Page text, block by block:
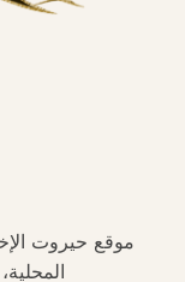
موقع حيروت